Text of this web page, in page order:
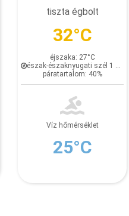
tiszta égbolt
32°C
éjszaka: 27°C
észak-északnyugati szél 1 km/h
páratartalom: 40%
Víz hőmérséklet
25°C